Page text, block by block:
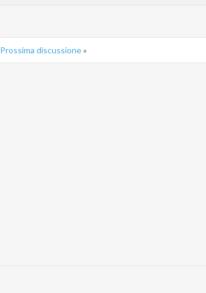
Prossima discussione»